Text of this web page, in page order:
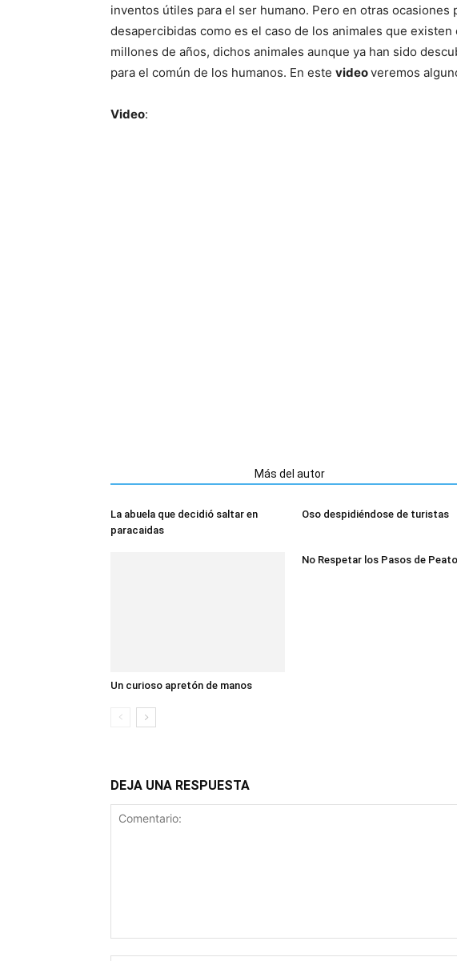
inventos útiles para el ser humano. Pero en otras ocasiones
desapercibidas como es el caso de los animales que
millones de años, dichos animales aunque ya han sido
para el común de los humanos. En este videoveremos
Video:
Más del autor
La abuela que decidió saltar en
paracaidas
Oso despidiéndose de turistas
Un curioso apretón de manos
No Respetar los Pasos de
DEJA UNA RESPUESTA